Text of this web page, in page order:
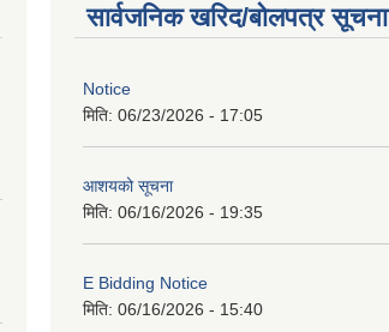
सार्वजनिक खरिद/बोलपत्र सूचना
Notice
मिति: 06/23/2026 - 17:05
आशयको सूचना
मिति: 06/16/2026 - 19:35
E Bidding Notice
मिति: 06/16/2026 - 15:40